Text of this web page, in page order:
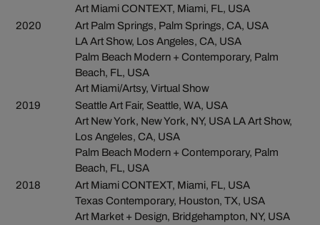
Art Miami CONTEXT, Miami, FL, USA
2020
Art Palm Springs, Palm Springs, CA, USA
LA Art Show, Los Angeles, CA, USA
Palm Beach Modern + Contemporary, Palm
Beach, FL, USA
Art Miami/Artsy, Virtual Show
2019
Seattle Art Fair, Seattle, WA, USA
Art New York, New York, NY, USA LA Art Show,
Los Angeles, CA, USA
Palm Beach Modern + Contemporary, Palm
Beach, FL, USA
2018
Art Miami CONTEXT, Miami, FL, USA
Texas Contemporary, Houston, TX, USA
Art Market + Design, Bridgehampton, NY, USA